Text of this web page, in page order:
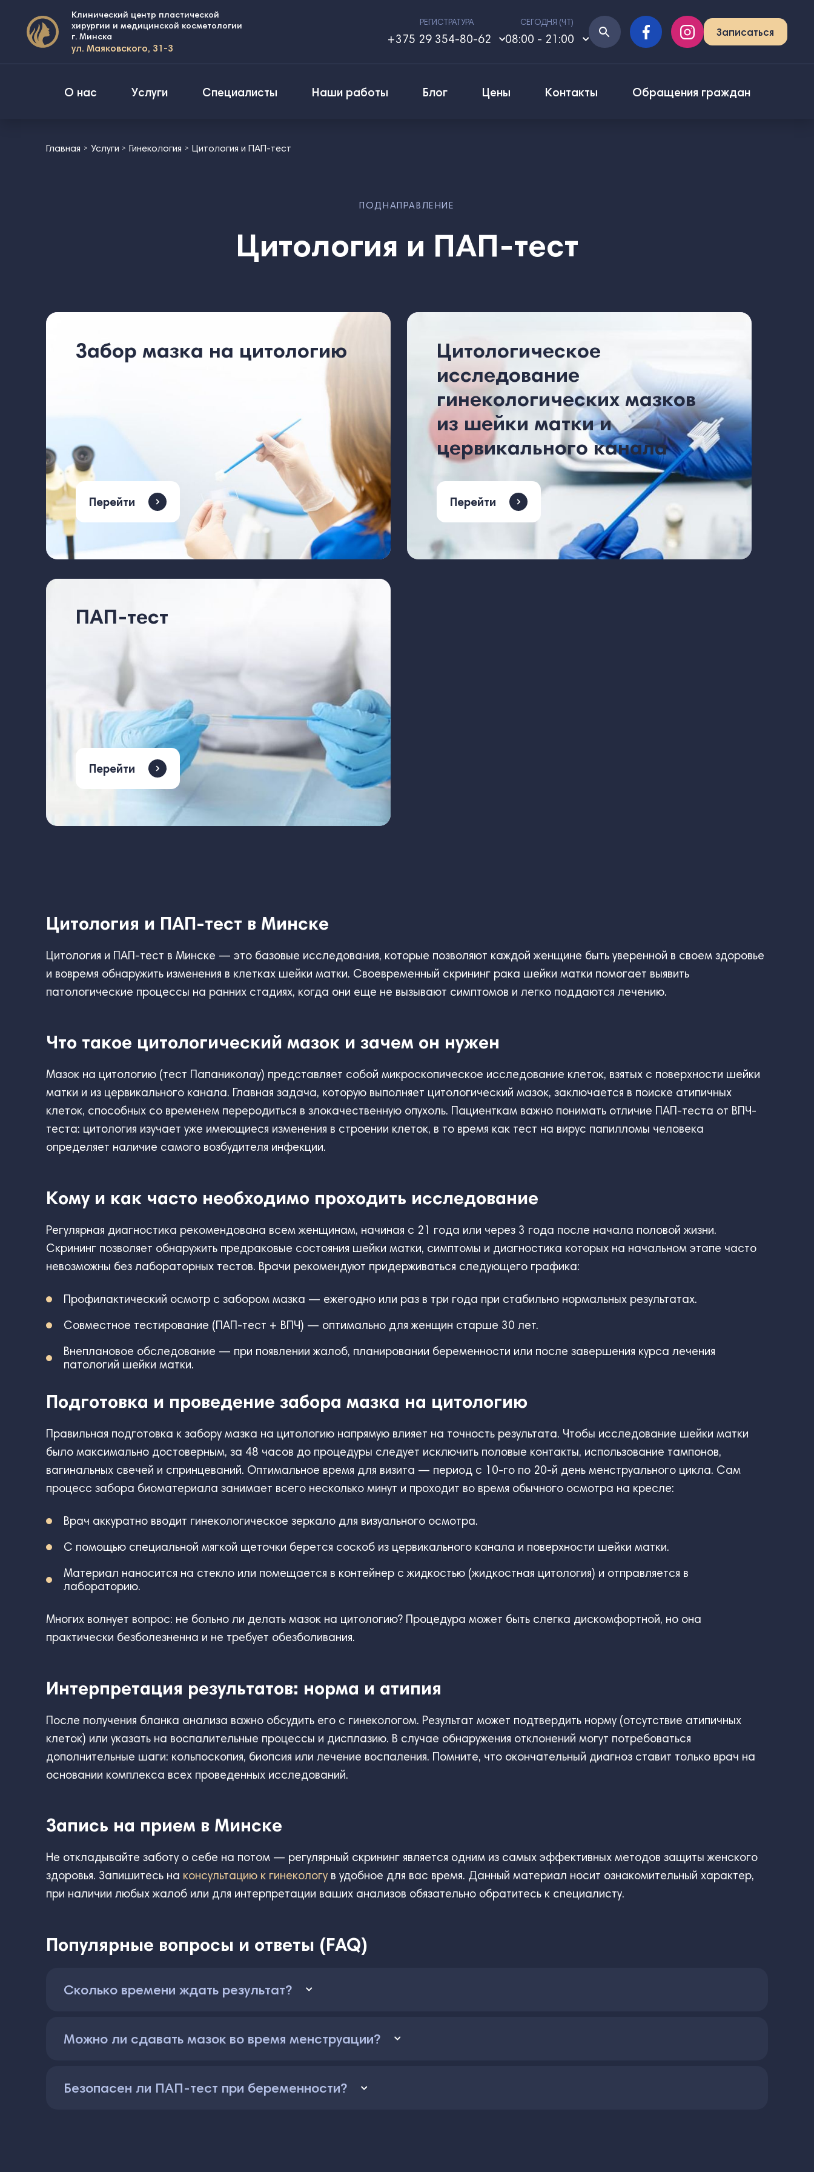
Клинический центр пластической
хирургии и медицинской косметологии
г. Минска
ул. Маяковского, 31-3
РЕГИСТРАТУРА
+375 29 354-80-62
СЕГОДНЯ (ЧТ)
08:00 - 21:00
Записаться
О нас Услуги Специалисты Наши работы Блог Цены Контакты Обращения граждан
Главная Услуги Гинекология Цитология и ПАП‑тест
ПОДНАПРАВЛЕНИЕ
Цитология и ПАП‑тест
Забор мазка на цитологию
Перейти
Цитологическое
исследование
гинекологических мазков
из шейки матки и
цервикального канала
Перейти
ПАП-тест
Перейти
Цитология и ПАП-тест в Минске
Цитология и ПАП-тест в Минске — это базовые исследования, которые позволяют каждой женщине быть уверенной в своем здоровье
и вовремя обнаружить изменения в клетках шейки матки. Своевременный скрининг рака шейки матки помогает выявить
патологические процессы на ранних стадиях, когда они еще не вызывают симптомов и легко поддаются лечению.
Что такое цитологический мазок и зачем он нужен
Мазок на цитологию (тест Папаниколау) представляет собой микроскопическое исследование клеток, взятых с поверхности шейки
матки и из цервикального канала. Главная задача, которую выполняет цитологический мазок, заключается в поиске атипичных
клеток, способных со временем переродиться в злокачественную опухоль. Пациенткам важно понимать отличие ПАП-теста от ВПЧ-
теста: цитология изучает уже имеющиеся изменения в строении клеток, в то время как тест на вирус папилломы человека
определяет наличие самого возбудителя инфекции.
Кому и как часто необходимо проходить исследование
Регулярная диагностика рекомендована всем женщинам, начиная с 21 года или через 3 года после начала половой жизни.
Скрининг позволяет обнаружить предраковые состояния шейки матки, симптомы и диагностика которых на начальном этапе часто
невозможны без лабораторных тестов. Врачи рекомендуют придерживаться следующего графика:
Профилактический осмотр с забором мазка — ежегодно или раз в три года при стабильно нормальных результатах.
Совместное тестирование (ПАП-тест + ВПЧ) — оптимально для женщин старше 30 лет.
Внеплановое обследование — при появлении жалоб, планировании беременности или после завершения курса лечения
патологий шейки матки.
Подготовка и проведение забора мазка на цитологию
Правильная подготовка к забору мазка на цитологию напрямую влияет на точность результата. Чтобы исследование шейки матки
было максимально достоверным, за 48 часов до процедуры следует исключить половые контакты, использование тампонов,
вагинальных свечей и спринцеваний. Оптимальное время для визита — период с 10-го по 20-й день менструального цикла. Сам
процесс забора биоматериала занимает всего несколько минут и проходит во время обычного осмотра на кресле:
Врач аккуратно вводит гинекологическое зеркало для визуального осмотра.
С помощью специальной мягкой щеточки берется соскоб из цервикального канала и поверхности шейки матки.
Материал наносится на стекло или помещается в контейнер с жидкостью (жидкостная цитология) и отправляется в
лабораторию.
Многих волнует вопрос: не больно ли делать мазок на цитологию? Процедура может быть слегка дискомфортной, но она
практически безболезненна и не требует обезболивания.
Интерпретация результатов: норма и атипия
После получения бланка анализа важно обсудить его с гинекологом. Результат может подтвердить норму (отсутствие атипичных
клеток) или указать на воспалительные процессы и дисплазию. В случае обнаружения отклонений могут потребоваться
дополнительные шаги: кольпоскопия, биопсия или лечение воспаления. Помните, что окончательный диагноз ставит только врач на
основании комплекса всех проведенных исследований.
Запись на прием в Минске
Не откладывайте заботу о себе на потом — регулярный скрининг является одним из самых эффективных методов защиты женского
здоровья. Запишитесь на консультацию к гинекологу в удобное для вас время. Данный материал носит ознакомительный характер,
при наличии любых жалоб или для интерпретации ваших анализов обязательно обратитесь к специалисту.
Популярные вопросы и ответы (FAQ)
Сколько времени ждать результат?
Можно ли сдавать мазок во время менструации?
Безопасен ли ПАП-тест при беременности?